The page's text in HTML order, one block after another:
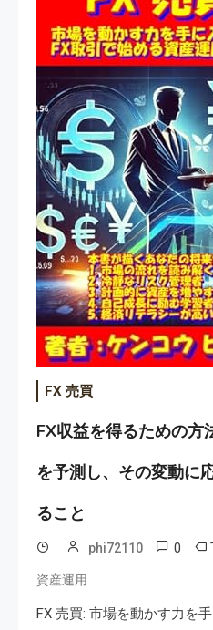
FX 売買
FX収益を得るための方
を予測し、その変動に
ること
phi72110 0
資産運用
FX 売買: 市場を動かす力を